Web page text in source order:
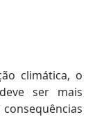
climática, o
ser mais